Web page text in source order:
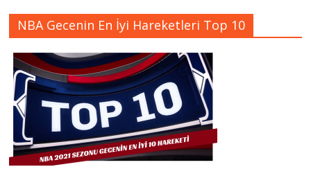
NBA Gecenin En İyi Hareketleri Top 10